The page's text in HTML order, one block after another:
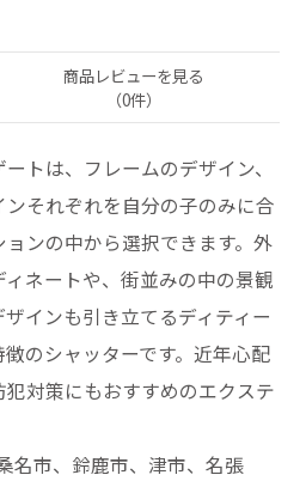
商品レビューを見る
（0件）
トは、フレームのデザイン、
それぞれを自分の子のみに合
ンの中から選択できます。外
ネートや、街並みの中の景観
インも引き立てるディティー
のシャッターです。近年心配
対策にもおすすめのエクステ
名市、鈴鹿市、津市、名張